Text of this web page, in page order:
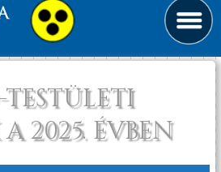
2025. ÉVBEN